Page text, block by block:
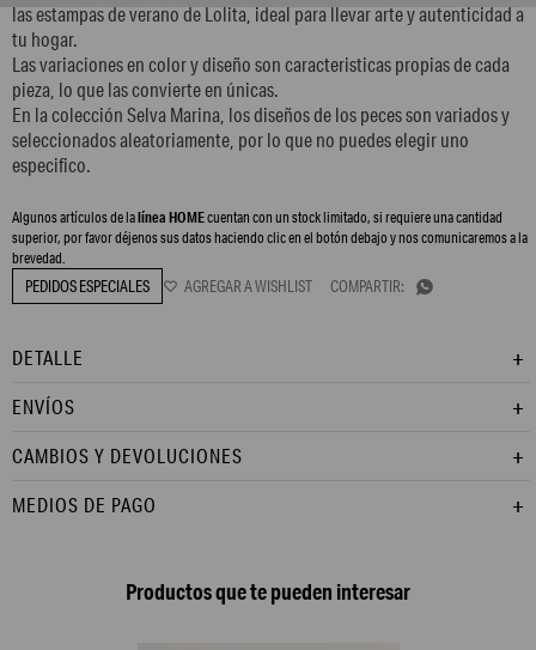
las estampas de verano de Lolita, ideal para llevar arte y autenticidad a
tu hogar.
Las variaciones en color y diseño son caracteristicas propias de cada
pieza, lo que las convierte en únicas.
En la colección Selva Marina, los diseños de los peces son variados y
seleccionados aleatoriamente, por lo que no puedes elegir uno
especifico.
PEDIDOS ESPECIALES
Algunos artículos de lalínea HOMEcuentan con un stock limitado, si requiere una cantidad
superior, por favor déjenos sus datos haciendo clic en el botón debajo y nos comunicaremos a la
brevedad.

DETALLE
ENVÍOS
CAMBIOS Y DEVOLUCIONES
MEDIOS DE PAGO
Productos que te pueden interesar